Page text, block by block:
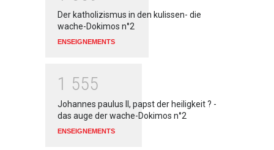
Der katholizismus in den kulissen- die
wache-Dokimos n°2
ENSEIGNEMENTS
1 555
Johannes paulus II, papst der heiligkeit ? -
das auge der wache-Dokimos n°2
ENSEIGNEMENTS